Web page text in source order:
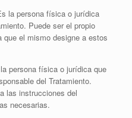
la persona física o jurídica
Puede ser el propio
el mismo designe a estos
persona física o jurídica que
del Tratamiento.
las instrucciones del
necesarias.